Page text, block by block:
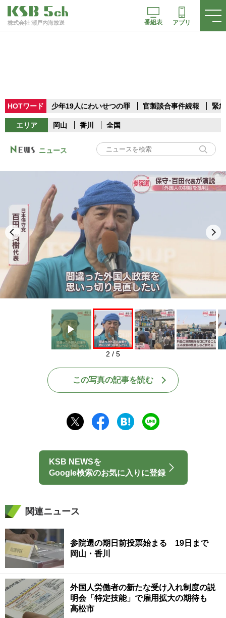
株式会社 瀬戸内海放送 番組表 アプリ
HOTワード 少年19人にわいせつの罪 官製談合事件続報 緊
エリア 岡山 香川 全国
ニュース
Play
2 / 5
この写真の記事を読む
KSB NEWSを
Google検索のお気に入りに登録
関連ニュース
参院選の期日前投票始まる 19日まで
岡山・香川
外国人労働者の新たな受け入れ制度の説
明会「特定技能」で雇用拡大の期待も
高松市